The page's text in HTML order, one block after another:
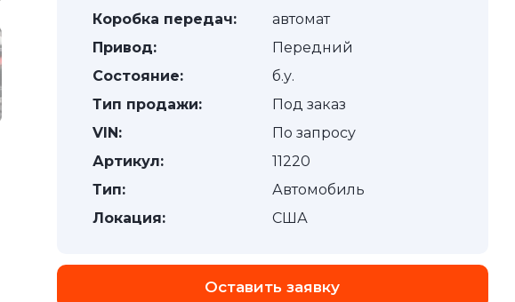
Коробка передач:
автомат
Привод:
Передний
Состояние:
б.у.
Тип продажи:
Под заказ
VIN:
По запросу
Артикул:
11220
Тип:
Автомобиль
Локация:
США
Оставить заявку